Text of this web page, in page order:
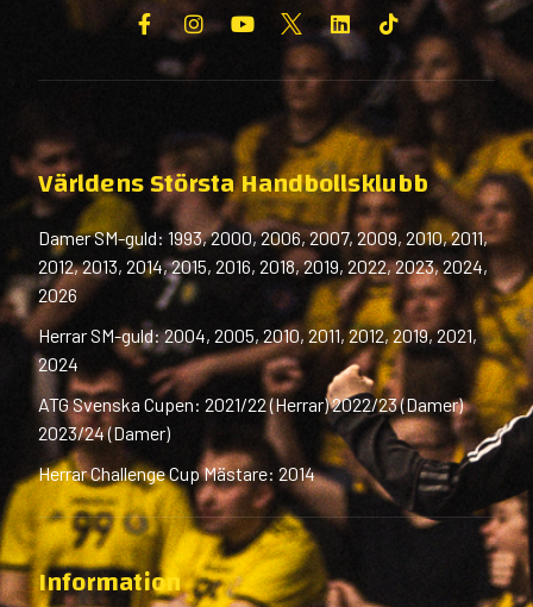
Världens Största Handbollsklubb
Damer SM-guld: 1993, 2000, 2006, 2007, 2009, 2010, 2011,
2012, 2013, 2014, 2015, 2016, 2018, 2019, 2022, 2023, 2024,
2026
Herrar SM-guld: 2004, 2005, 2010, 2011, 2012, 2019, 2021,
2024
ATG Svenska Cupen: 2021/22 (Herrar) 2022/23 (Damer)
2023/24 (Damer)
Herrar Challenge Cup Mästare: 2014
Information